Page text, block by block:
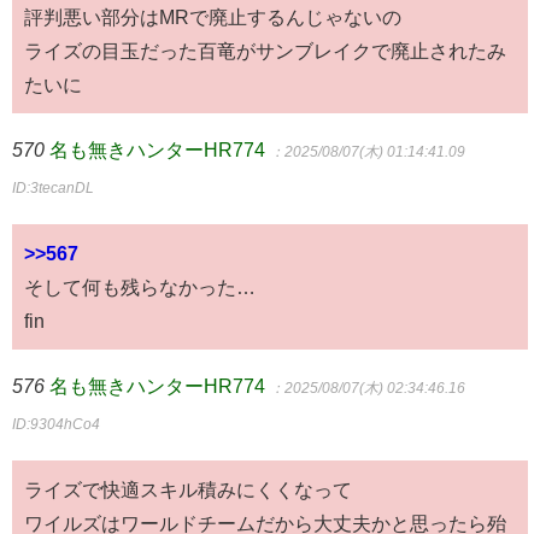
評判悪い部分はMRで廃止するんじゃないの
ライズの目玉だった百竜がサンブレイクで廃止されたみ
たいに
570 名も無きハンターHR774 ：2025/08/07(木) 01:14:41.09
ID:3tecanDL
>>567
そして何も残らなかった…
fin
576 名も無きハンターHR774 ：2025/08/07(木) 02:34:46.16
ID:9304hCo4
ライズで快適スキル積みにくくなって
ワイルズはワールドチームだから大丈夫かと思ったら殆